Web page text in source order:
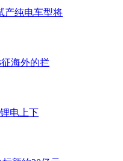
产纯电车型将
海外的拦
电上下